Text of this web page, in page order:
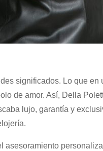
significados. Lo que en
de amor. Así, Della
lujo, garantía y
asesoramiento